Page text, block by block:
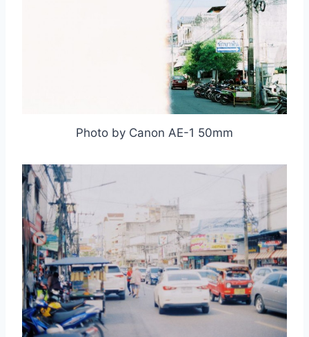
Photo by Canon AE-1 50mm